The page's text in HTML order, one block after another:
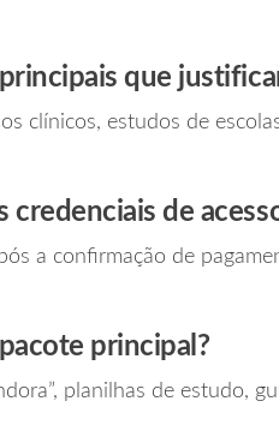
que
clínicos, estudos de
credenciais de
a confirmação de
principal?
planilhas de estudo,